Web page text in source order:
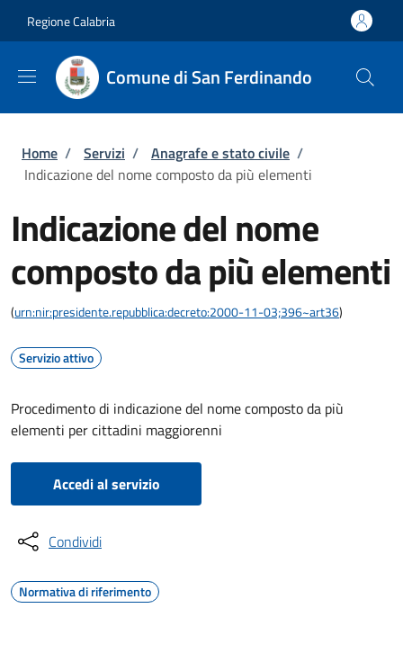
Regione Calabria
Comune di San Ferdinando
Briciole di pane
Home / Servizi / Anagrafe e stato civile /
Indicazione del nome composto da più elementi
Indicazione del nome
composto da più elementi
(urn:nir:presidente.repubblica:decreto:2000-11-03;396~art36)
Servizio attivo
Procedimento di indicazione del nome composto da più
elementi per cittadini maggiorenni
Accedi al servizio
Condividi
Normativa di riferimento